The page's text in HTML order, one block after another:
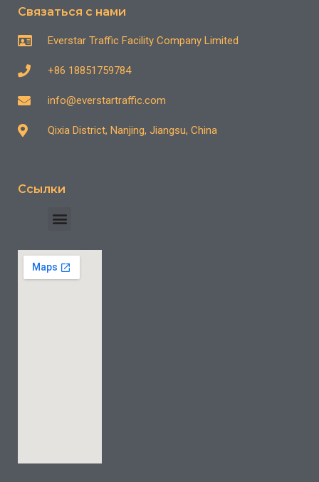
Связаться с нами
Everstar Traffic Facility Company Limited
+86 18851759784
info@everstartraffic.com
Qixia District, Nanjing, Jiangsu, China
Ссылки